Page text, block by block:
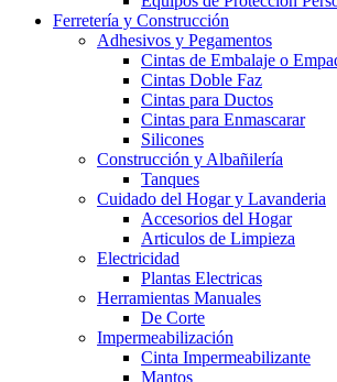
Ferretería y Construcción
Adhesivos y Pegamentos
Cintas de Embalaje o
Cintas Doble Faz
Cintas para Ductos
Cintas para Enmascarar
Silicones
Construcción y Albañilería
Tanques
Cuidado del Hogar y Lavanderia
Accesorios del Hogar
Articulos de Limpieza
Electricidad
Plantas Electricas
Herramientas Manuales
De Corte
Impermeabilización
Cinta Impermeabilizante
Mantos